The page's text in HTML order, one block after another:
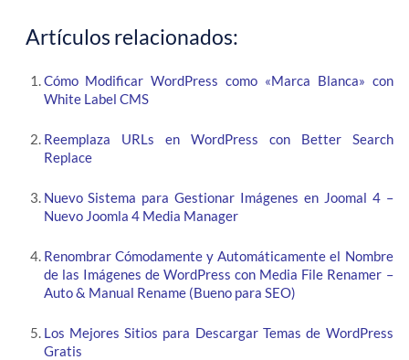
Artículos relacionados:
Cómo Modificar WordPress como «Marca Blanca» con
White Label CMS
Reemplaza URLs en WordPress con Better Search
Replace
Nuevo Sistema para Gestionar Imágenes en Joomal 4 –
Nuevo Joomla 4 Media Manager
Renombrar Cómodamente y Automáticamente el Nombre
de las Imágenes de WordPress con Media File Renamer –
Auto & Manual Rename (Bueno para SEO)
Los Mejores Sitios para Descargar Temas de WordPress
Gratis